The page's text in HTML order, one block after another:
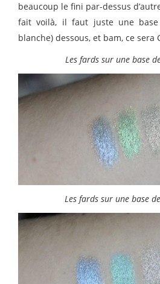
beaucoup le fini par-dessus
fait voilà, il faut juste une
blanche) dessous, et bam, ce sera
Les fards sur une base
Les fards sur une base